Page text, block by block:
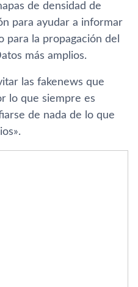
de densidad de
para ayudar a informar
para la propagación del
más amplios.
las fakenews que
lo que siempre es
de nada de lo que